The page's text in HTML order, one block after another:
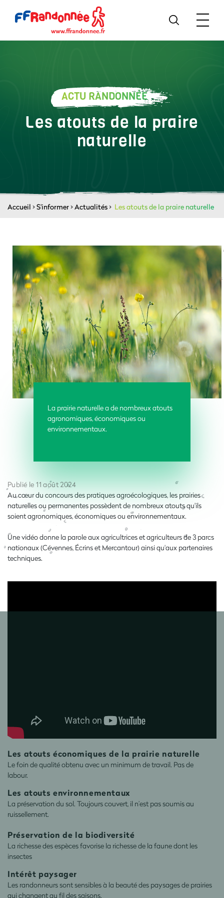
ACTU RANDONNÉE
Les atouts de la praire
naturelle
Accueil >S'informer>Actualités> Les atouts de la praire naturelle
La prairie naturelle a de nombreux atouts
agronomiques, économiques ou
environnementaux.
Publié le 11 août 2024
Au cœur du concours des pratiques agroécologiques, les prairies
naturelles ou permanentes possèdent de nombreux atouts qu'ils
soient agronomiques, économiques ou environnementaux.
Une vidéo donne la parole aux agricultrices et agriculteurs de 3 parcs
nationaux (Cévennes, Écrins et Mercantour) ainsi qu'aux partenaires
techniques.
Les atouts économiques de la prairie naturelle
Le foin de qualité obtenu avec un minimum de travail. Pas de
labour.
Les atouts environnementaux
La préservation du sol. Toujours couvert, il n’est pas soumis au
ruissellement.
Préservation de la biodiversité
La richesse des espèces favorise la richesse de la faune dont les
insectes
Intérêt paysager
Les randonneurs sont sensibles à la beauté des paysages de prairies
qui changent au fil des saisons.